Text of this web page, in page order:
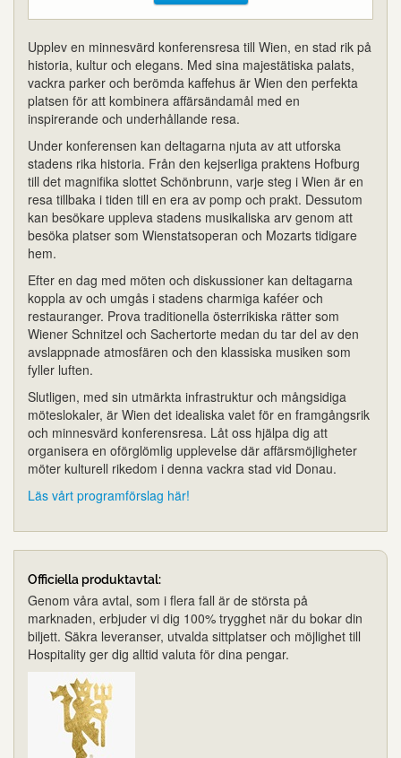
Upplev en minnesvärd konferensresa till Wien, en stad rik på
historia, kultur och elegans. Med sina majestätiska palats,
vackra parker och berömda kaffehus är Wien den perfekta
platsen för att kombinera affärsändamål med en
inspirerande och underhållande resa.
Under konferensen kan deltagarna njuta av att utforska
stadens rika historia. Från den kejserliga praktens Hofburg
till det magnifika slottet Schönbrunn, varje steg i Wien är en
resa tillbaka i tiden till en era av pomp och prakt. Dessutom
kan besökare uppleva stadens musikaliska arv genom att
besöka platser som Wienstatsoperan och Mozarts tidigare
hem.
Efter en dag med möten och diskussioner kan deltagarna
koppla av och umgås i stadens charmiga kaféer och
restauranger. Prova traditionella österrikiska rätter som
Wiener Schnitzel och Sachertorte medan du tar del av den
avslappnade atmosfären och den klassiska musiken som
fyller luften.
Slutligen, med sin utmärkta infrastruktur och mångsidiga
möteslokaler, är Wien det idealiska valet för en framgångsrik
och minnesvärd konferensresa. Låt oss hjälpa dig att
organisera en oförglömlig upplevelse där affärsmöjligheter
möter kulturell rikedom i denna vackra stad vid Donau.
Läs vårt programförslag här!
Officiella produktavtal:
Genom våra avtal, som i flera fall är de största på
marknaden, erbjuder vi dig 100% trygghet när du bokar din
biljett. Säkra leveranser, utvalda sittplatser och möjlighet till
Hospitality ger dig alltid valuta för dina pengar.